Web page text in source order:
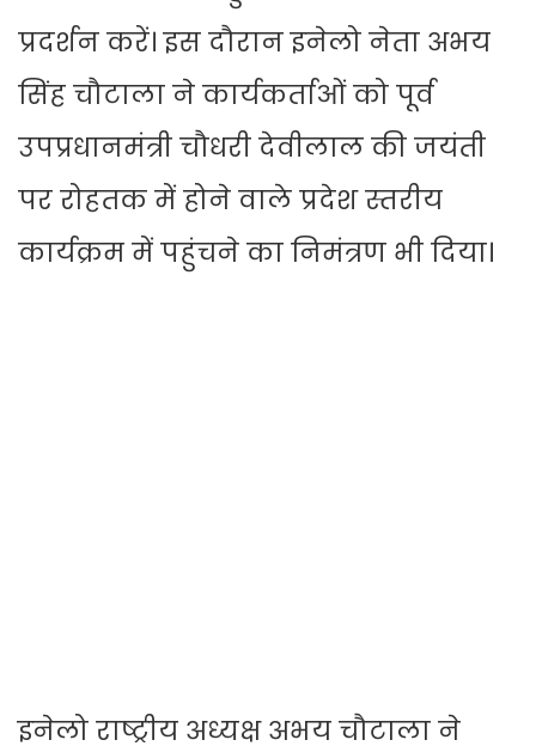
प्रदर्शन करें। इस दौरान इनेलो नेता अभय
सिंह चौटाला ने कार्यकर्ताओं को पूर्व
उपप्रधानमंत्री चौधरी देवीलाल की जयंती
पर रोहतक में होने वाले प्रदेश स्तरीय
कार्यक्रम में पहुंचने का निमंत्रण भी दिया।
इनेलो राष्ट्रीय अध्यक्ष अभय चौटाला ने